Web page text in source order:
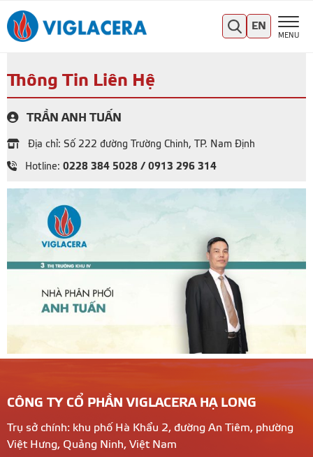
MENU
EN
Thông Tin Liên Hệ
TRẦN ANH TUẤN
Địa chỉ: Số 222 đường Trường Chinh, TP. Nam Định
Hotline: 0228 384 5028 / 0913 296 314
CÔNG TY CỔ PHẦN VIGLACERA HẠ LONG
Trụ sở chính: khu phố Hà Khẩu 2, đường An Tiêm, phường
Việt Hưng, Quảng Ninh, Việt Nam